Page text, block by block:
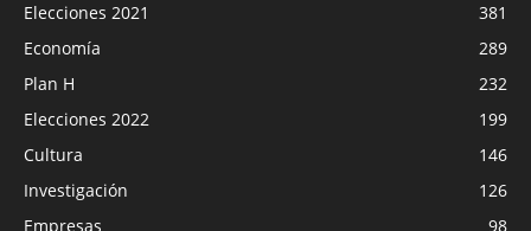
Elecciones 2021
381
Economía
289
Plan H
232
Elecciones 2022
199
Cultura
146
Investigación
126
Empresas
98